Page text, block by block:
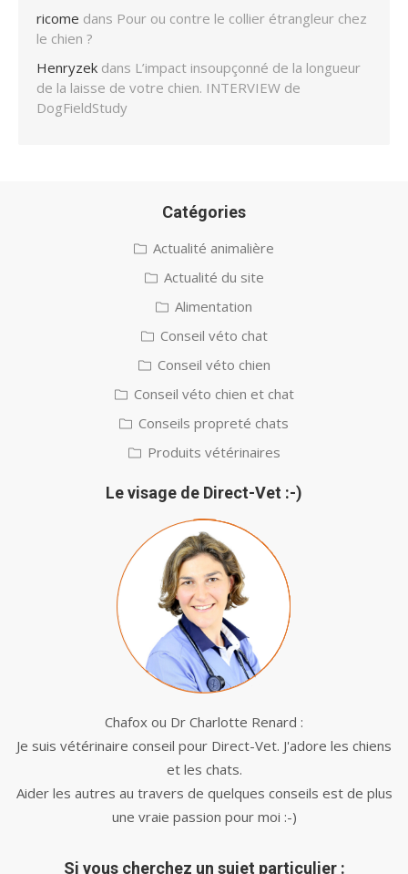
ricome dans Pour ou contre le collier étrangleur chez
le chien ?
Henryzek dans L’impact insoupçonné de la longueur
de la laisse de votre chien. INTERVIEW de
DogFieldStudy
Catégories
Actualité animalière
Actualité du site
Alimentation
Conseil véto chat
Conseil véto chien
Conseil véto chien et chat
Conseils propreté chats
Produits vétérinaires
Le visage de Direct-Vet :-)
Chafox ou Dr Charlotte Renard :
Je suis vétérinaire conseil pour Direct-Vet. J'adore les chiens
et les chats.
Aider les autres au travers de quelques conseils est de plus
une vraie passion pour moi :-)
Si vous cherchez un sujet particulier :